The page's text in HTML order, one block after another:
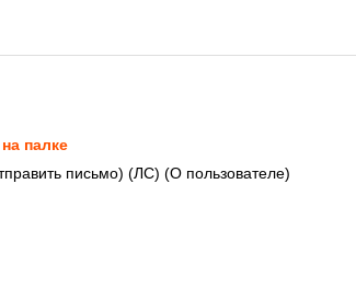
палке
письмо) (ЛС) (О пользователе)